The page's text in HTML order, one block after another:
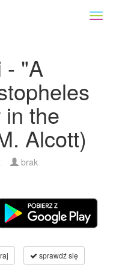
- "A
the
Alcott)
brak
sprawdź się